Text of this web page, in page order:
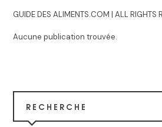
GUIDE DES ALIMENTS.COM | ALL RIGHTS
Aucune publication trouvée.
RECHERCHE